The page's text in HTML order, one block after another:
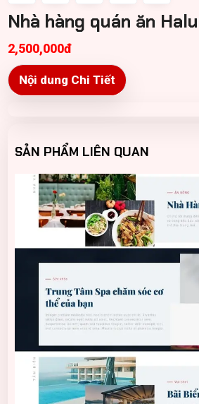
Nhà hàng quán ăn
2,500,000đ
Nội dung Chi Tiết
SẢN PHẨM LIÊN QUAN